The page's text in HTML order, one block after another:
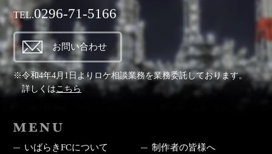
TEL.0296-71-5166
お問い合わせ
※令和4年4月1日よりロケ相談業務を業務委託しております。
詳しくはこちら
いばらきFCについて
制作者の皆様へ